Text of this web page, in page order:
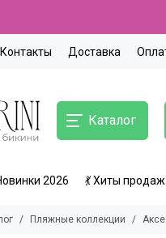
Контакты Доставка
Каталог
2026 💃 Хиты продаж
Пляжные коллекции